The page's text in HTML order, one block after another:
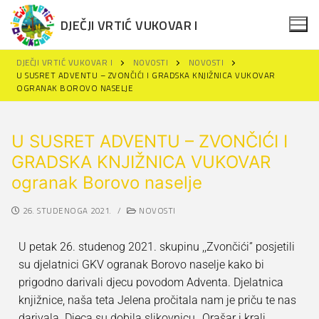
DJEČJI VRTIĆ VUKOVAR I
Naslovna
Novosti
Upisi u DV Vukovar I
Polazak u vrtić
Obavijesti za roditelje
Projekti
Projekti
Erasmus+
Održivi razvoj
Dokumenti
DJEČJI VRTIĆ VUKOVAR I NOVOSTI
NOVOSTI
U SUSRET ADVENTU – ZVONČIĆI I GRADSKA KNJIŽNICA VUKOVAR
OGRANAK BOROVO NASELJE
U SUSRET ADVENTU – ZVONČIĆI I
GRADSKA KNJIŽNICA VUKOVAR
ogranak Borovo naselje
26. STUDENOGA 2021. / NOVOSTI
U petak 26. studenog 2021. skupinu ,,Zvončići” posjetili
su djelatnici GKV ogranak Borovo naselje kako bi
prigodno darivali djecu povodom Adventa. Djelatnica
knjižnice, naša teta Jelena pročitala nam je priču te nas